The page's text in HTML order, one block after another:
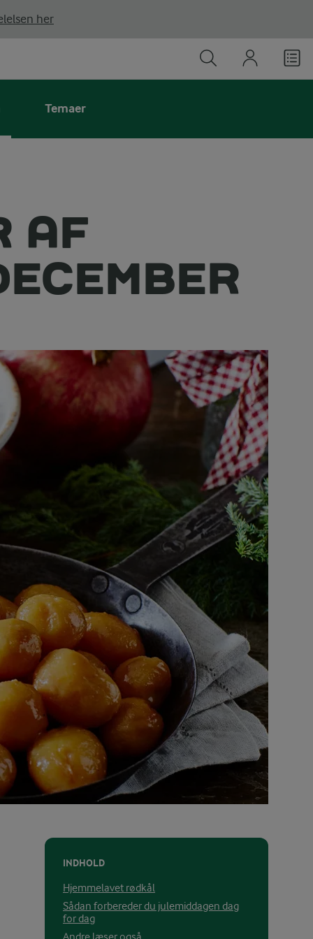
her
Temaer
AF
INDHOLD
Hjemmelavet rødkål
Sådan forbereder du julemiddagen dag
for dag